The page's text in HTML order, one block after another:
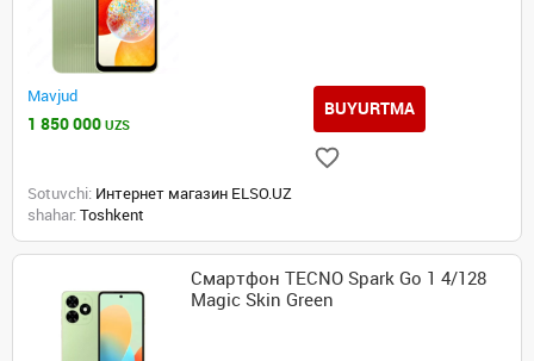
Mavjud
1 850 000 UZS
BUYURTMA
Sotuvchi: Интернет магазин ELSO.UZ
shahar: Toshkent
Смартфон TECNO Spark Go 1 4/128
Magic Skin Green